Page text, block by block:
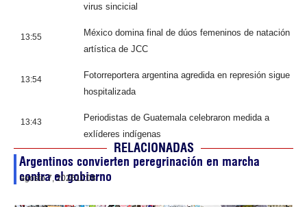
virus sincicial
13:55
México domina final de dúos femeninos de natación
artística de JCC
13:54
Fotorreportera argentina agredida en represión sigue
hospitalizada
13:43
Periodistas de Guatemala celebraron medida a
exlíderes indígenas
RELACIONADAS
Argentinos convierten peregrinación en marcha
contra el gobierno
agosto 7, 202611:08